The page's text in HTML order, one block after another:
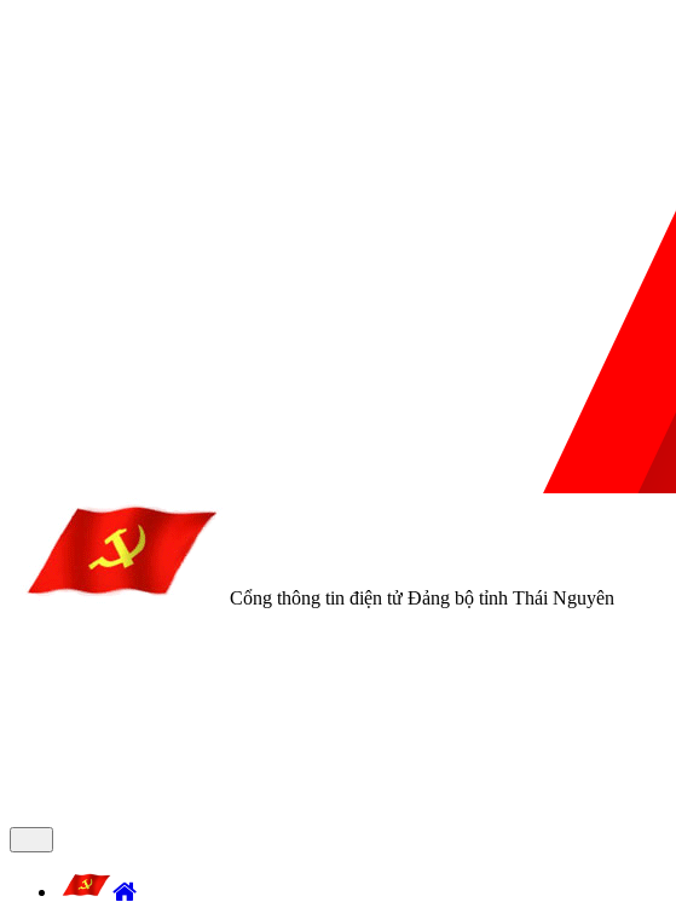
Cổng thông tin điện tử Đảng bộ tỉnh Thái Nguyên